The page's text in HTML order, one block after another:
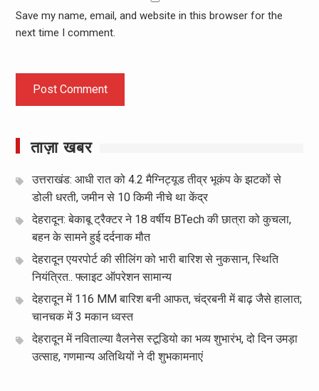
Save my name, email, and website in this browser for the
next time I comment.
ताज़ा खबर
उत्तराखंड: आधी रात को 4.2 मैग्निट्यूड तीव्र भूकंप के झटकों से
डोली धरती, जमीन से 10 किमी नीचे था केंद्र
देहरादून: बेकाबू ट्रैक्टर ने 18 वर्षीय BTech की छात्रा को कुचला,
बहन के सामने हुई दर्दनाक मौत
देहरादून एयरपोर्ट की सीलिंग को भारी बारिश से नुकसान, स्थिति
नियंत्रित.. फ्लाइट ऑपरेशन सामान्य
देहरादून में 116 MM बारिश बनी आफत, चंद्रबनी में बाढ़ जैसे हालात;
चानचक में 3 मकान ध्वस्त
देहरादून में नविताल्या वैलनेस स्टूडियो का भव्य शुभारंभ, दो दिन उमड़ा
उत्साह, गणमान्य अतिथियों ने दी शुभकामनाएं